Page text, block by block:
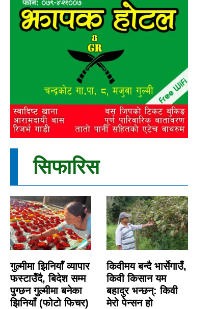
सिफारिस
गुल्मीमा झिनियाँ व्यापार
फस्टाउँदै, बिदेश सम्म
पुग्छन गुल्मीमा बनेका
झिनियाँ (फोटो फिचर)
किवीमय बन्दै भार्सेगाउँ,
किवी किसान यम
बहादुर भन्छन्: किवी
मेरो पेन्सन हो